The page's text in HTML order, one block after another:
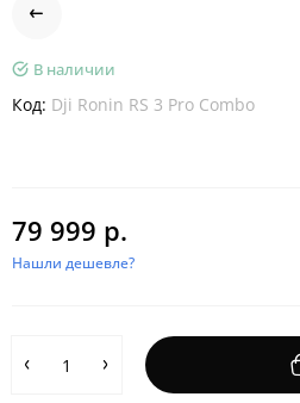
В наличии
Код: Dji Ronin RS 3 Pro Combo
79 999 р.
Нашли дешевле?